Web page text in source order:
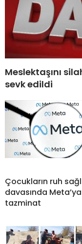
Meslektaşını
sevk edildi
Çocukların ruh
davasında
tazminat